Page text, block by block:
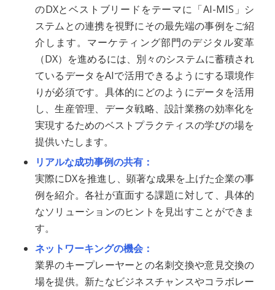
のDXとベストブリードをテーマに「AI-MIS」シ
ステムとの連携を視野にその最先端の事例をご紹
介します。マーケティング部門のデジタル変革
（DX）を進めるには、別々のシステムに蓄積され
ているデータをAIで活用できるようにする環境作
りが必須です。具体的にどのようにデータを活用
し、生産管理、データ戦略、設計業務の効率化を
実現するためのベストプラクティスの学びの場を
提供いたします。
リアルな成功事例の共有：
実際にDXを推進し、顕著な成果を上げた企業の事
例を紹介。各社が直面する課題に対して、具体的
なソリューションのヒントを見出すことができま
す。
ネットワーキングの機会：
業界のキープレーヤーとの名刺交換や意見交換の
場を提供。新たなビジネスチャンスやコラボレー